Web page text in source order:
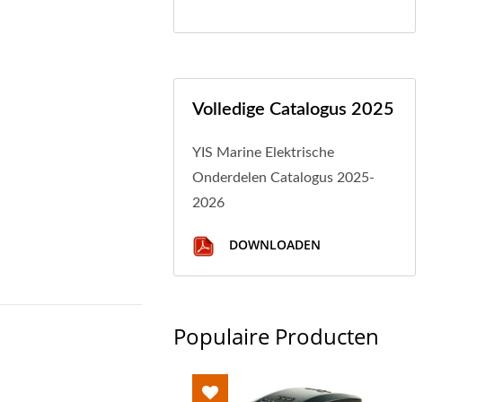
Volledige Catalogus 2025
YIS Marine Elektrische
Onderdelen Catalogus 2025-
2026
DOWNLOADEN
Populaire Producten